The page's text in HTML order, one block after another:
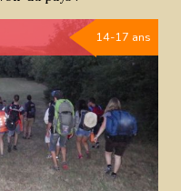
14-17 ans